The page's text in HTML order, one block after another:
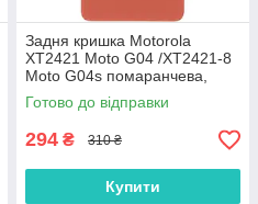
Задня кришка Motorola
XT2421 Moto G04 /XT2421-8
Moto G04s помаранчева,
Sunrise Orange, оригінал
PRC
Готово до відправки
294 ₴ 310 ₴
Купити